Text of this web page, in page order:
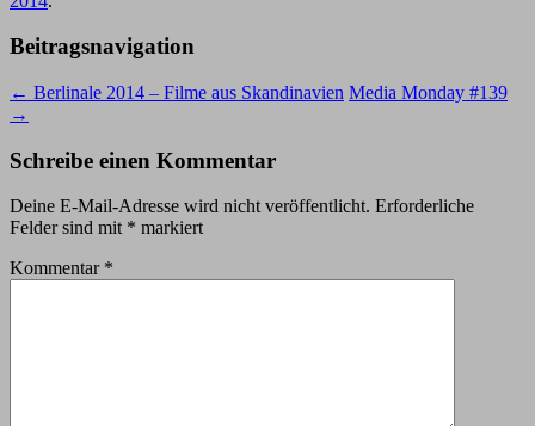
Beitragsnavigation
← Berlinale 2014 – Filme aus Skandinavien Media Monday #139
→
Schreibe einen Kommentar
Deine E-Mail-Adresse wird nicht veröffentlicht. Erforderliche
Felder sind mit * markiert
Kommentar *